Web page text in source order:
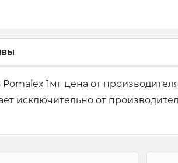
1мг цена от
исключительно от